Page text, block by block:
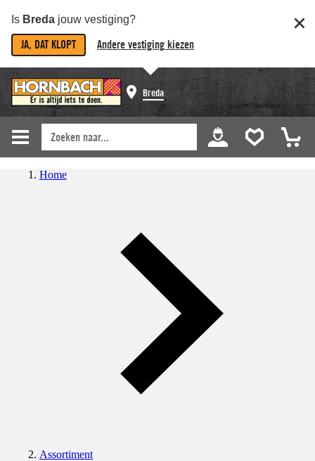
Is Breda jouw vestiging?
JA, DAT KLOPT Andere vestiging kiezen
Breda
Home
Assortiment